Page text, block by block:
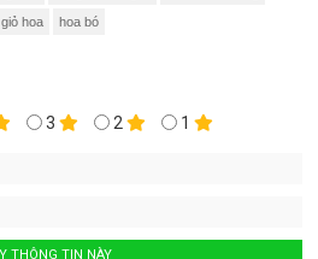
giỏ hoa hoa bó
3 2 1